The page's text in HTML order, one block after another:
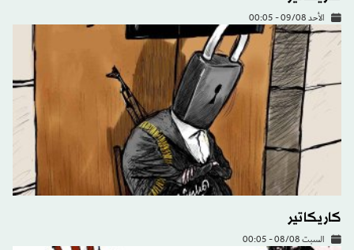
الأحد 09/08 - 00:05
كاريكاتير
السبت 08/08 - 00:05